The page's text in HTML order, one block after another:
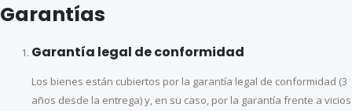
Garantías
Garantía legal de conformidad
Los bienes están cubiertos por la garantía legal de conformidad (3
años desde la entrega) y, en su caso, por la garantía frente a vicios